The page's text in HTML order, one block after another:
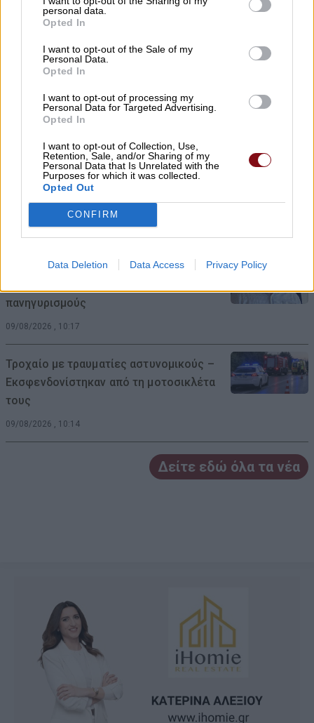
personal data.
Opted In
I want to opt-out of the Sale of my
Personal Data.
Opted In
I want to opt-out of processing my
Personal Data for Targeted Advertising.
Opted In
I want to opt-out of Collection, Use,
Retention, Sale, and/or Sharing of my
Personal Data that Is Unrelated with the
Purposes for which it was collected.
Opted Out
CONFIRM
Data Deletion Data Access Privacy Policy
βάση με υπόγεια αποθήκη και
εγκαταστάσεις Patriot
09/08/2026 , 11:19
κτηνοτρόφων ενημερώθηκε ο Γιάννης
Καριπίδης
09/08/2026 , 11:07
Δύο συλλήψεις σε Λάρισα και Φάρσαλα
για διατάραξη κοινής ησυχίας
09/08/2026 , 10:41
Λάμπρος Ζάρρας: Οι αγρότες χρειάζονται
πανηγυρισμούς
09/08/2026 , 10:17
Τροχαίο με τραυματίες αστυνομικούς –
Εκσφενδονίστηκαν από τη μοτοσικλέτα
τους
09/08/2026 , 10:14
Δείτε εδώ όλα τα νέα